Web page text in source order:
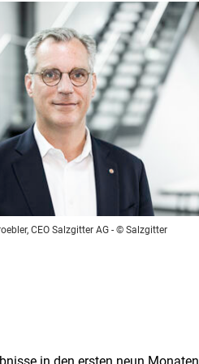
CEO Salzgitter AG - © Salzgitter